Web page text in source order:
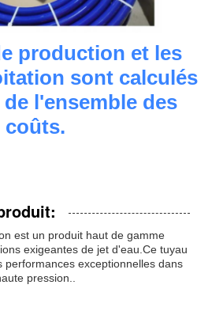
production et les
sont calculés
l'ensemble des
coûts.
est un produit haut de gamme
exigeantes de jet d'eau.Ce tuyau
performances exceptionnelles dans
pression..